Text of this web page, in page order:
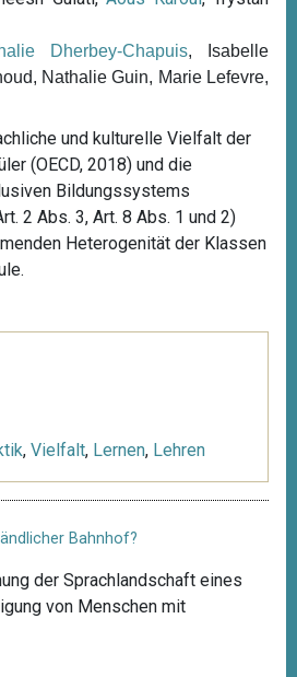
Dherbey-Chapuis, Isabelle
Nathalie Guin, Marie Lefevre,
und kulturelle Vielfalt der
(OECD, 2018) und die
Bildungssystems
2 Abs. 3, Art. 8 Abs. 1 und 2)
Heterogenität der Klassen
, Vielfalt, Lernen, Lehren
Bahnhof?
der Sprachlandschaft eines
von Menschen mit